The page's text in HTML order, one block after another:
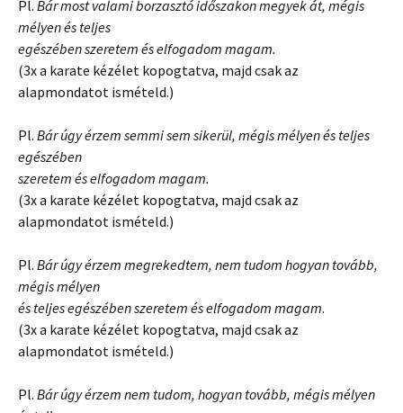
Pl. Bár most valami borzasztó időszakon megyek át, mégis
mélyen és teljes
egészében szeretem és elfogadom magam.
(3x a karate kézélet kopogtatva, majd csak az
alapmondatot ismételd.)
Pl. Bár úgy érzem semmi sem sikerül, mégis mélyen és teljes
egészében
szeretem és elfogadom magam.
(3x a karate kézélet kopogtatva, majd csak az
alapmondatot ismételd.)
Pl. Bár úgy érzem megrekedtem, nem tudom hogyan tovább,
mégis mélyen
és teljes egészében szeretem és elfogadom magam.
(3x a karate kézélet kopogtatva, majd csak az
alapmondatot ismételd.)
Pl. Bár úgy érzem nem tudom, hogyan tovább, mégis mélyen